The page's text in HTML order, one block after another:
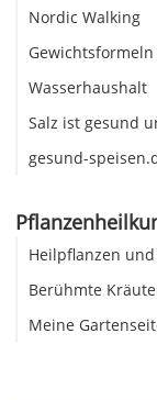
Nordic Walking
Gewichtsformeln
Wasserhaushalt
Salz ist gesund
gesund-
Heilpflanzen
Berühmte
Meine